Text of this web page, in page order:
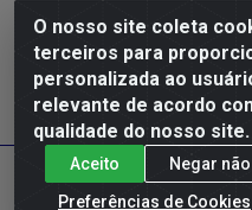
O nosso site coleta
terceiros para
personalizada ao
relevante de acordo
qualidade do nosso site.
Aceito
Negar
Preferências de Cookies
DLP Vinhos - Av.
Torrões, Recife/PE